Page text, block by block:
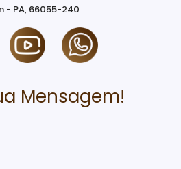
- PA, 66055-240
Mensagem!